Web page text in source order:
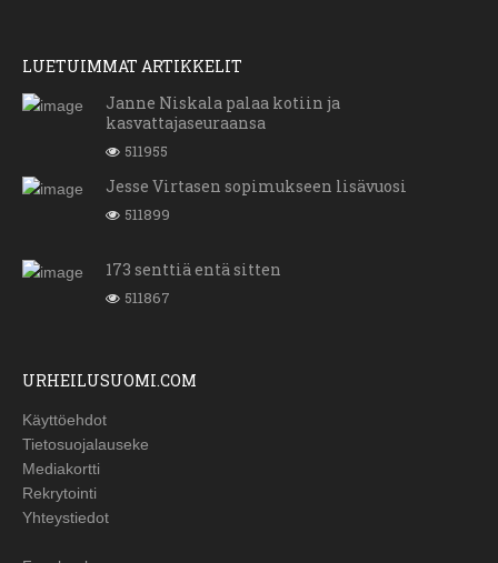
LUETUIMMAT ARTIKKELIT
Janne Niskala palaa kotiin ja
kasvattajaseuraansa
511955
Jesse Virtasen sopimukseen lisävuosi
511899
173 senttiä entä sitten
511867
URHEILUSUOMI.COM
Käyttöehdot
Tietosuojalauseke
Mediakortti
Rekrytointi
Yhteystiedot